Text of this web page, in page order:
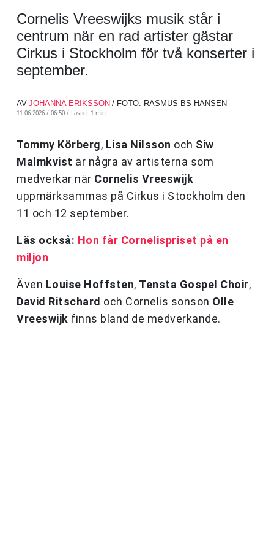
Cornelis Vreeswijks musik står i
centrum när en rad artister gästar
Cirkus i Stockholm för två konserter i
september.
AV JOHANNA ERIKSSON / FOTO: RASMUS BS HANSEN
11.06.2026 / 06:50 / Lästid: 1 min
Tommy Körberg, Lisa Nilsson och Siw
Malmkvist är några av artisterna som
medverkar när Cornelis Vreeswijk
uppmärksammas på Cirkus i Stockholm den
11 och 12 september.
Läs också: Hon får Cornelispriset på en
miljon
Även Louise Hoffsten, Tensta Gospel Choir,
David Ritschard och Cornelis sonson Olle
Vreeswijk finns bland de medverkande.